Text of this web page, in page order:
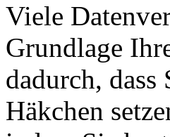
Viele
Grundlage
dadurch,
Häkchen